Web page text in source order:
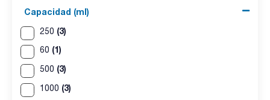
Capacidad (ml)
250 (3)
60 (1)
500 (3)
1000 (3)